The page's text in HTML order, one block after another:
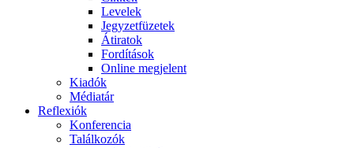
Levelek
Jegyzetfüzetek
Átiratok
Fordítások
Online megjelent
Kiadók
Médiatár
Reflexiók
Konferencia
Találkozók